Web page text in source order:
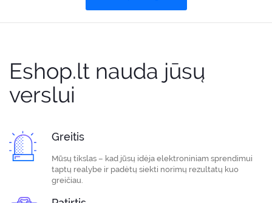
Eshop.lt nauda jūsų
verslui
Greitis
Mūsų tikslas – kad jūsų idėja elektroniniam sprendimui
taptų realybe ir padėtų siekti norimų rezultatų kuo
greičiau.